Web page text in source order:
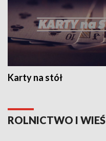
Karty na stół
ROLNICTWO I WIEŚ